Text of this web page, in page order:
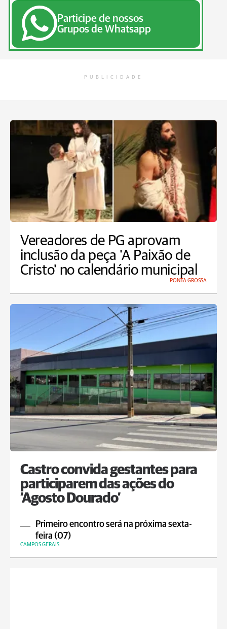
Participe de nossos
Grupos de Whatsapp
PUBLICIDADE
Vereadores de PG aprovam
inclusão da peça 'A Paixão de
Cristo' no calendário municipal
PONTA GROSSA
Castro convida gestantes para
participarem das ações do
‘Agosto Dourado’
Primeiro encontro será na próxima sexta-
feira (07)
CAMPOS GERAIS